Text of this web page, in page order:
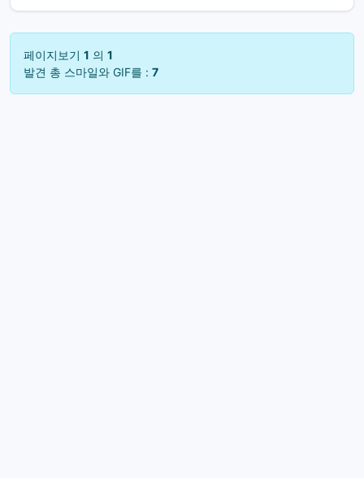
페이지보기 1 의 1
발견 총 스마일와 GIF를 : 7